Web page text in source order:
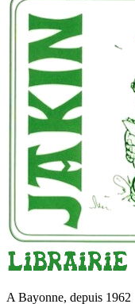
A Bayonne, depuis 1962